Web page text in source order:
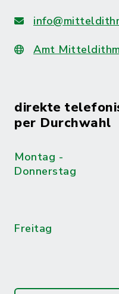
Amt
direkte
per Durchwahl
Montag -
Donnerstag
Freitag